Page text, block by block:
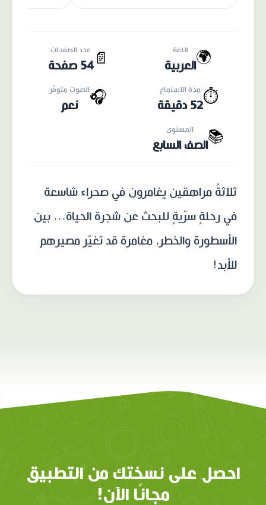
🌍 اللغة
العربية 📄
عدد الصفحات
54 صفحة
⏱️ مدّة الاستماع
52 دقيقة
🎧الصوت متوفّر
نعم
📚 المستوى
الصف السابع
ثلاثةُ مراهقين يغامرون في صحراء شاسعة
في رحلةٍ سرّيةٍ للبحث عن شجرة الحياة... بين
الأسطورة والخطر، مغامرة قد تغيّر مصيرهم
للأبد!
احصل على نسختك من التطبيق
مجانًا الآن!